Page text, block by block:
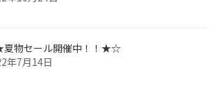
物セール開催中！！★☆
年7月14日